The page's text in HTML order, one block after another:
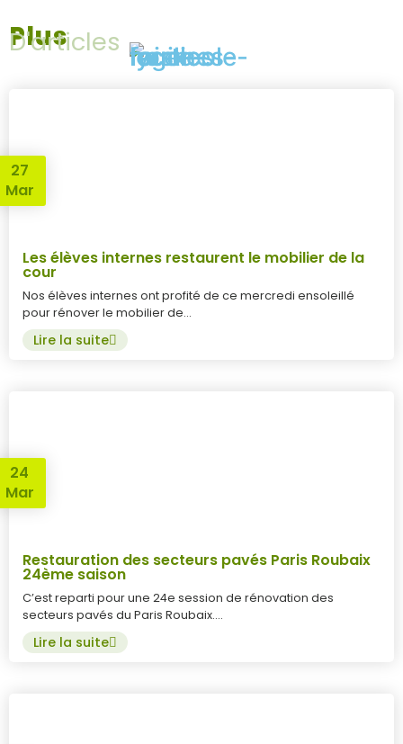
Plus
D'articles
27
Mar
Les élèves internes restaurent le mobilier de la
cour
Nos élèves internes ont profité de ce mercredi ensoleillé
pour rénover le mobilier de…
Lire la suite
24
Mar
Restauration des secteurs pavés Paris Roubaix
24ème saison
C’est reparti pour une 24e session de rénovation des
secteurs pavés du Paris Roubaix….
Lire la suite